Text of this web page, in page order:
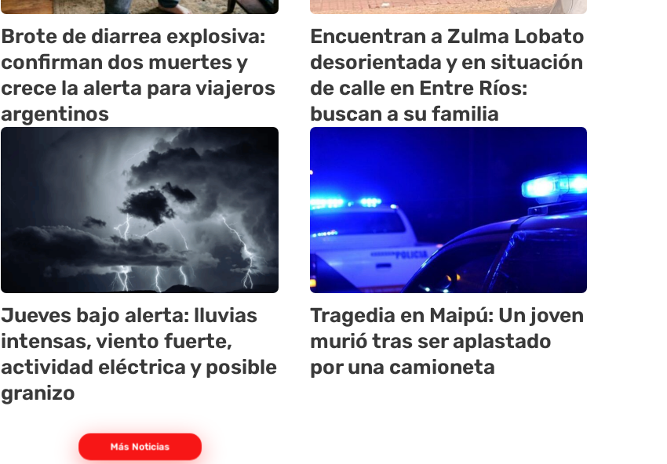
Brote de diarrea explosiva:
confirman dos muertes y
crece la alerta para viajeros
argentinos
Encuentran a Zulma Lobato
desorientada y en situación
de calle en Entre Ríos:
buscan a su familia
Jueves bajo alerta: lluvias
intensas, viento fuerte,
actividad eléctrica y posible
granizo
Tragedia en Maipú: Un joven
murió tras ser aplastado
por una camioneta
Más Noticias